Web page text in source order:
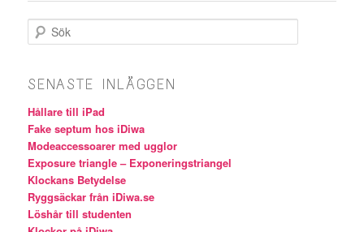
Sök
SENASTE INLÄGGEN
Hållare till iPad
Fake septum hos iDiwa
Modeaccessoarer med ugglor
Exposure triangle – Exponeringstriangel
Klockans Betydelse
Ryggsäckar från iDiwa.se
Löshår till studenten